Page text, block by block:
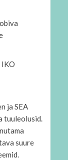
ja SEA
tuuleolusid.
suure